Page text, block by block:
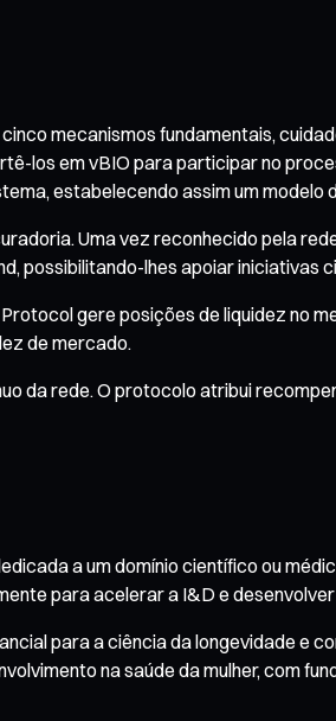
mecanismos fundamentais,
los em vBIO para participar no
estabelecendo assim um
Uma vez reconhecido pela
possibilitando-lhes apoiar iniciativas
gere posições de liquidez no
de mercado.
da rede. O protocolo atribui
a um domínio científico ou
para acelerar a I&D e
para a ciência da longevidade e
na saúde da mulher, com